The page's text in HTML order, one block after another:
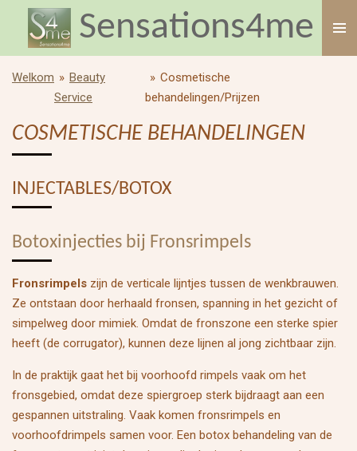
direct
naar
de
hoofdinhoud
Sensations4me
Welkom » Beauty
Service
» Cosmetische
behandelingen/Prijzen
COSMETISCHE BEHANDELINGEN
INJECTABLES/BOTOX
Botoxinjecties bij Fronsrimpels
Fronsrimpels zijn de verticale lijntjes tussen de wenkbrauwen.
Ze ontstaan door herhaald fronsen, spanning in het gezicht of
simpelweg door mimiek. Omdat de fronszone een sterke spier
heeft (de corrugator), kunnen deze lijnen al jong zichtbaar zijn.
In de praktijk gaat het bij voorhoofd rimpels vaak om het
fronsgebied, omdat deze spiergroep sterk bijdraagt aan een
gespannen uitstraling. Vaak komen fronsrimpels en
voorhoofdrimpels samen voor. Een botox behandeling van de